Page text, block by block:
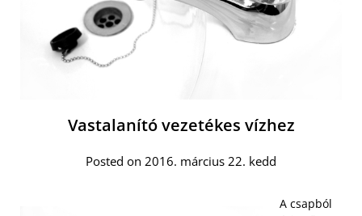
Vastalanító vezetékes vízhez
Posted on 2016. március 22. kedd
A csapból